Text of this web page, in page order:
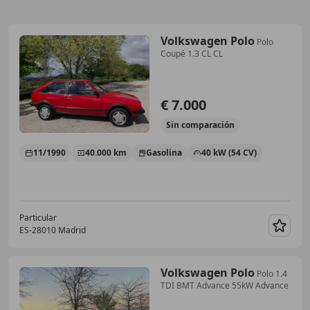
Volkswagen Polo Polo
Coupé 1.3 CL CL
€ 7.000
Sin comparación
11/1990 40.000 km Gasolina 40 kW (54 CV)
Particular
ES-28010 Madrid
Volkswagen Polo Polo 1.4
TDI BMT Advance 55kW Advance